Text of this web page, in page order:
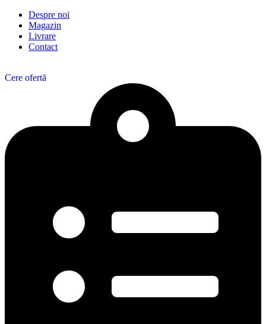
Despre noi
Magazin
Livrare
Contact
Cere ofertă